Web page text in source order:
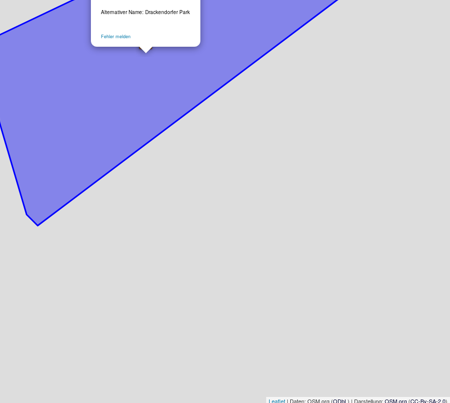
Alternativer Name: Drackendorfer Park
Fehler melden
Leaflet | Daten: OSM.org (ODbL ) | Darstellung: OSM.org (CC-By-SA-2.0)